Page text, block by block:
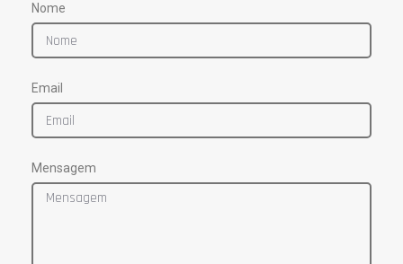
Nome
Email
Mensagem